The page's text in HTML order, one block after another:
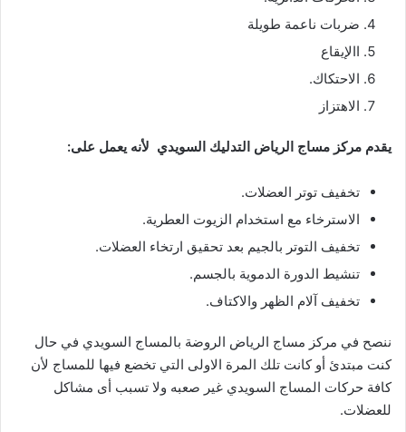
ضربات ناعمة طويلة
االإيقاع
الاحتكاك.
الاهتزاز
يقدم مركز مساج الرياض التدليك السويدي لأنه يعمل على:
تخفيف توتر العضلات.
الاسترخاء مع استخدام الزيوت العطرية.
تخفيف التوتر بالجيم بعد تحقيق ارتخاء العضلات.
تنشيط الدورة الدموية بالجسم.
تخفيف آلام الظهر والاكتاف.
ننصح في مركز مساج الرياض الروضة بالمساج السويدي في حال
كنت مبتدئ أو كانت تلك المرة الاولى التي تخضع فيها للمساج لأن
كافة حركات المساج السويدي غير صعبه ولا تسبب أى مشاكل
للعضلات.